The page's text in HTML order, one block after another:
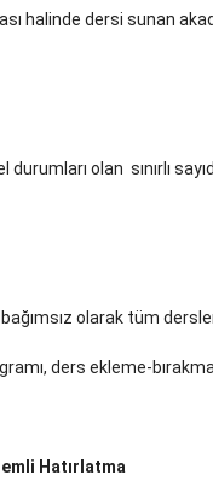
halinde dersi sunan
olan sınırlı
olarak tüm
ders ekleme-
Hatırlatma